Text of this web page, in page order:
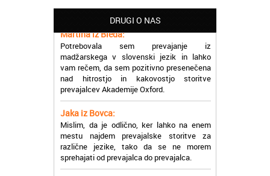
DRUGI O NAS
Potrebovala sem prevajanje iz
madžarskega v slovenski jezik in lahko
vam rečem, da sem pozitivno presenečena
nad hitrostjo in kakovostjo storitve
prevajalcev Akademije Oxford.
Jaka iz Bovca:
Mislim, da je odlično, ker lahko na enem
mestu najdem prevajalske storitve za
različne jezike, tako da se ne morem
sprehajati od prevajalca do prevajalca.